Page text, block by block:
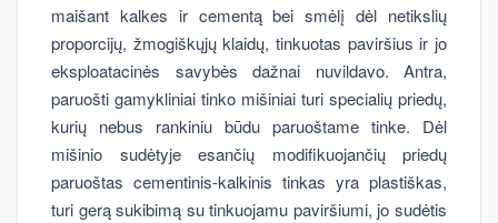
maišant kalkes ir cementą bei smėlį dėl netikslių
proporcijų, žmogiškųjų klaidų, tinkuotas paviršius ir jo
eksploatacinės savybės dažnai nuvildavo. Antra,
paruošti gamykliniai tinko mišiniai turi specialių priedų,
kurių nebus rankiniu būdu paruoštame tinke. Dėl
mišinio sudėtyje esančių modifikuojančių priedų
paruoštas cementinis-kalkinis tinkas yra plastiškas,
turi gerą sukibimą su tinkuojamu paviršiumi, jo sudėtis